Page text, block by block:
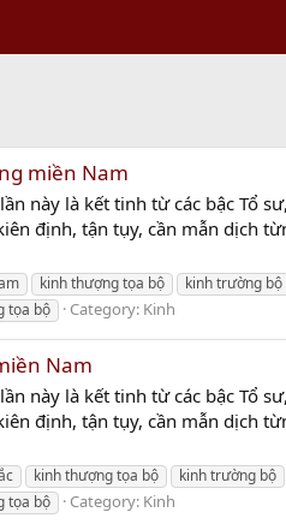
miền Nam
này là kết tinh từ các bậc Tổ
định, tận tụy, cần mẫn dịch
kinh thượng tọa bộ kinh trường bộ
tọa bộ Category: Kinh
Nam
này là kết tinh từ các bậc Tổ
định, tận tụy, cần mẫn dịch
kinh thượng tọa bộ kinh trường bộ
tọa bộ Category: Kinh